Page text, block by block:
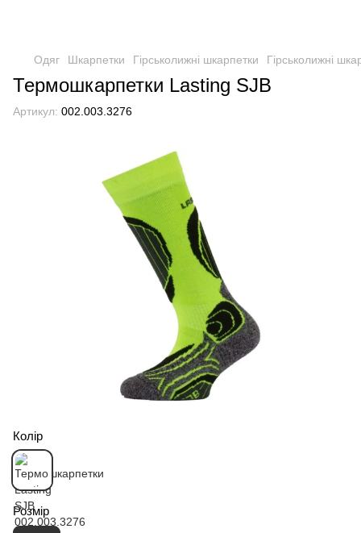
Одяг Шкарпетки Гірськолижні шкарпетки Гірськолижні
Термошкарпетки Lasting SJB
Артикул: 002.003.3276
Колір
Розмір